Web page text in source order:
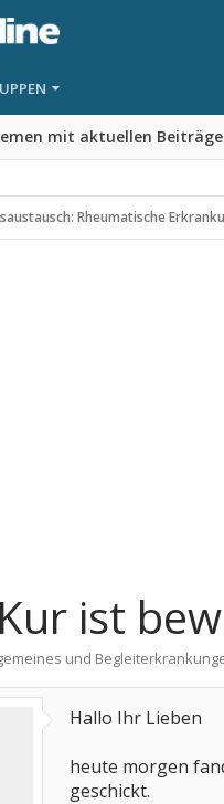
mit aktuellen
Rheumatische
ist
und
Hallo Ihr Lieben
heute morgen
geschickt.